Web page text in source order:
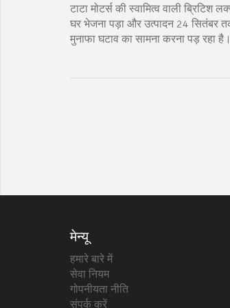
टाटा मोटर्स की स्वामित्व वाली
घर भेजना पड़ा और उत्पादन 24 सितंबर
मुनाफा घटाव का सामना करना पड़ रहा
मेन्यू
हमारे बारे में
सेवा नियम
गोपनीयता नीति
संपर्क करें